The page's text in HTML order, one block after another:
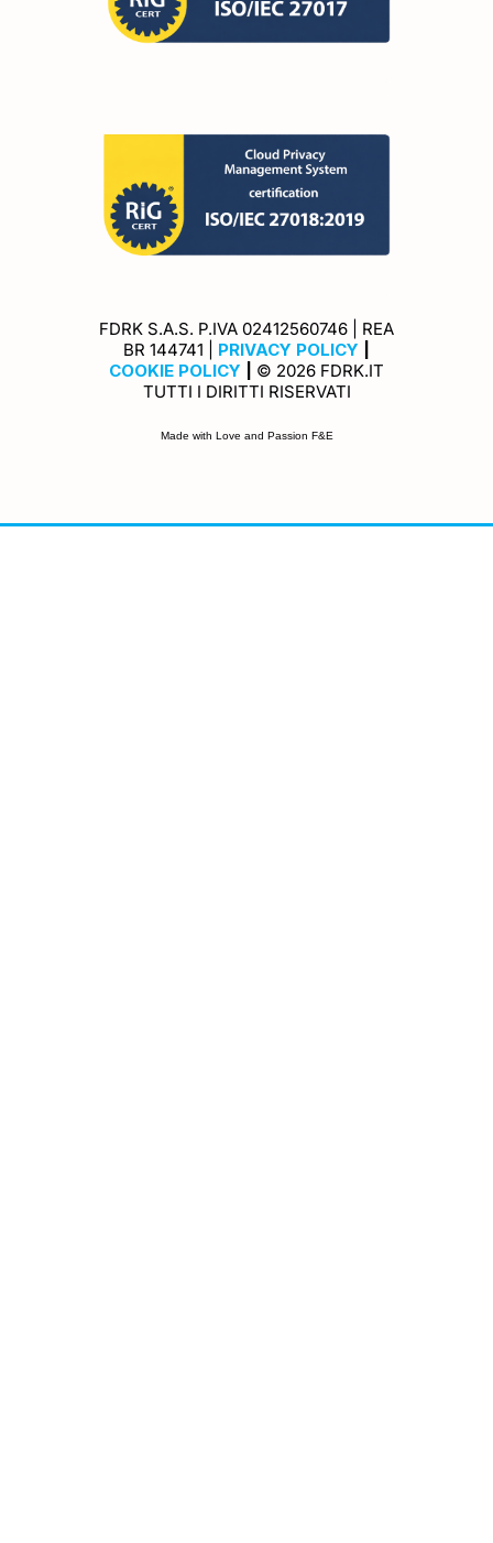
FDRK S.A.S. P.IVA 02412560746 | REA
BR 144741 |
PRIVACY POLICY
COOKIE POLICY
© 2026 FDRK.IT
TUTTI I DIRITTI RISERVATI
Made with Love and Passion F&E
Privacy Policy